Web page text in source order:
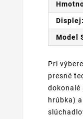
Displej:
Model
Pri
presné
dokonalé
hrúbka)